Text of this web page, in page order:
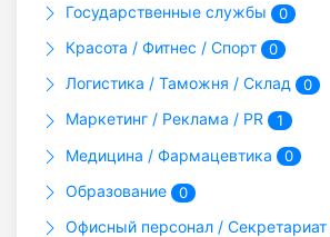
Государственные службы 0
Красота / Фитнес / Спорт 0
Логистика / Таможня / Склад 0
Маркетинг / Реклама / PR 1
Медицина / Фармацевтика 0
Образование 0
Офисный персонал / Секретариат